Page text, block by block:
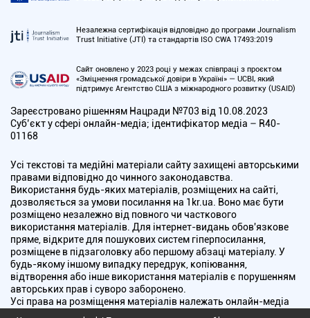
Незалежна сертифікація відповідно до програми Journalism
Trust Initiative (JTI) та стандартів ISO CWA 17493:2019
Сайт оновлено у 2023 році у межах співпраці з проєктом
«Зміцнення громадської довіри в Україні» — UCBI, який
підтримує Агентство США з міжнародного розвитку (USAID)
Зареєстровано рішенням Нацради №703 від 10.08.2023
Cуб’єкт у сфері онлайн-медіа; ідентифікатор медіа – R40-
01168
Усі текстові та медійні матеріали сайту захищені авторськими
правами відповідно до чинного законодавства.
Використання будь-яких матеріалів, розміщених на сайті,
дозволяється за умови посилання на 1kr.ua. Воно має бути
розміщено незалежно від повного чи часткового
використання матеріалів. Для інтернет-видань обов'язкове
пряме, відкрите для пошукових систем гіперпосилання,
розміщене в підзаголовку або першому абзаці матеріалу. У
будь-якому іншому випадку передрук, копіювання,
відтворення або інше використання матеріалів є порушенням
авторських прав і суворо заборонено.
Усі права на розміщення матеріалів належать онлайн-медіа
"Перший Криворізький". Медіа зареєстроване Національною